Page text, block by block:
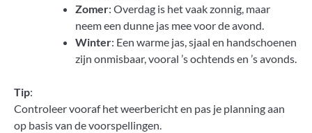
Zomer: Overdag is het vaak zonnig, maar
neem een dunne jas mee voor de avond.
Winter: Een warme jas, sjaal en handschoenen
zijn onmisbaar, vooral ’s ochtends en ’s avonds.
Tip:
Controleer vooraf het weerbericht en pas je planning aan
op basis van de voorspellingen.